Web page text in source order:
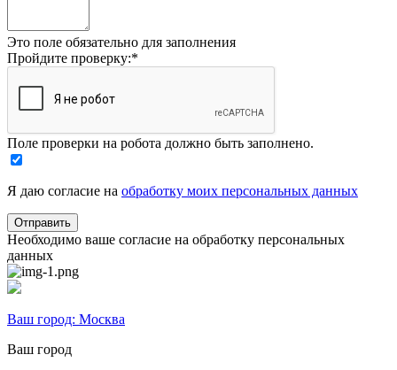
Это поле обязательно для заполнения
Пройдите проверку:*
Поле проверки на робота должно быть заполнено.
Я даю согласие на обработку моих персональных данных
Необходимо ваше согласие на обработку персональных
данных
Ваш город: Москва
Ваш город